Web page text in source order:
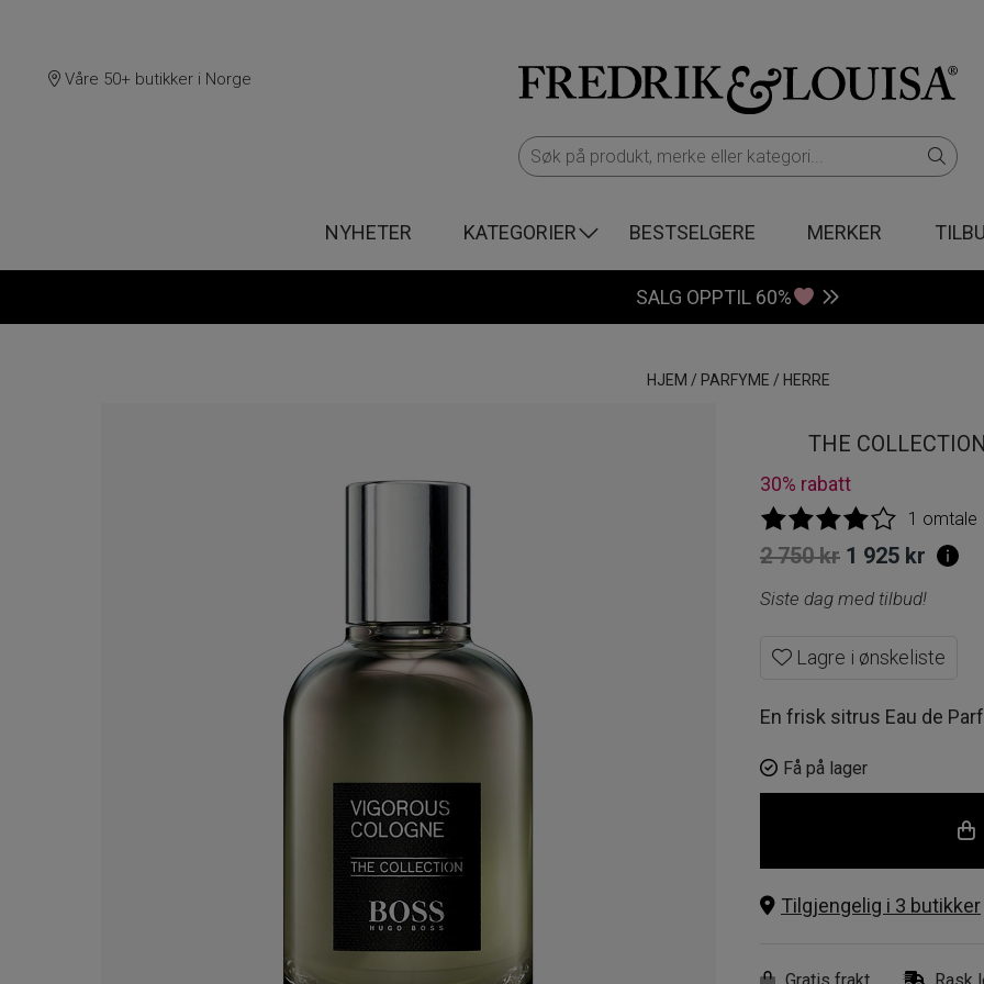
Våre 50+ butikker i Norge
NYHETER KATEGORIER BESTSELGERE MERKER
SALG OPPTIL 60%
HJEM / PARFYME / HERRE
THE
30% rabatt
1 omtale
2 750kr Opprinnelig
pris
2
1 925 kr
1
Siste dag med tilbud!
Lagre i ønskeliste
En frisk sitrus Eau de
Få på lager
Tilgjengelig i 3 butikker